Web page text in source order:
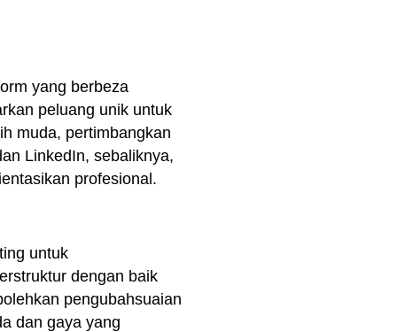
yang berbeza
peluang unik untuk
muda, pertimbangkan
LinkedIn, sebaliknya,
profesional.
untuk
dengan baik
pengubahsuaian
dan gaya yang